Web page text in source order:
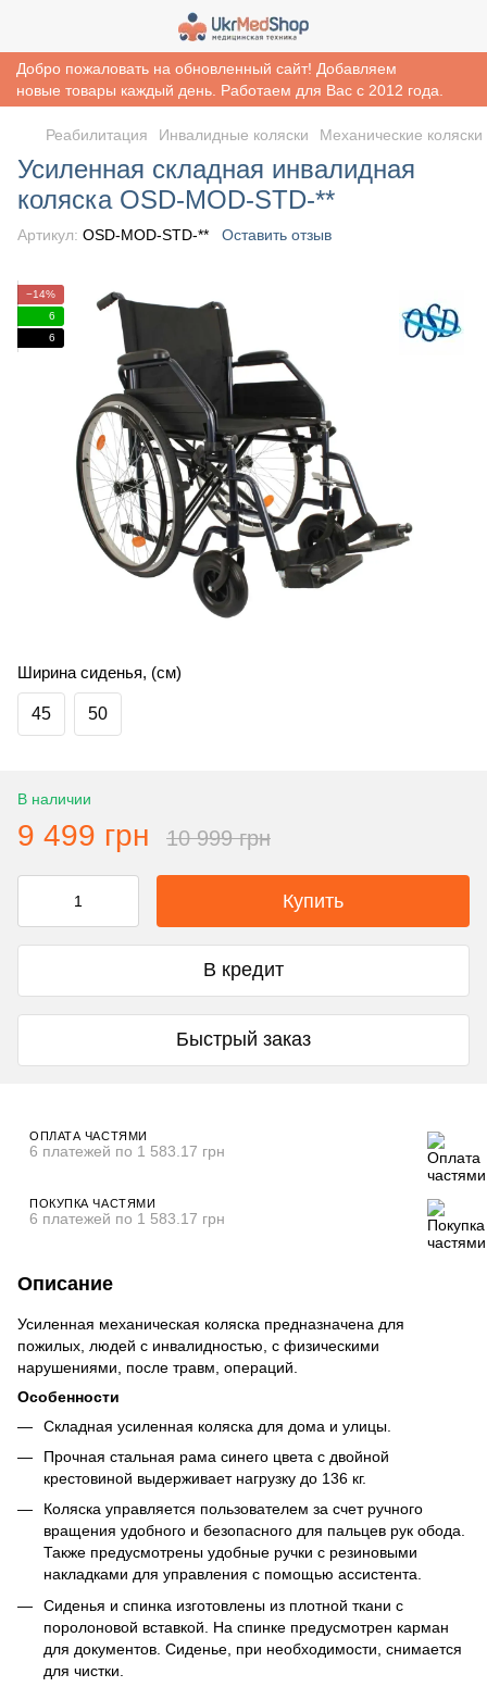
Добро пожаловать на обновленный сайт! Добавляем
новые товары каждый день. Работаем для Вас с 2012 года.
Реабилитация Инвалидные коляски Механические коляски
Усиленная складная инвалидная
коляска OSD-MOD-STD-**
Артикул: OSD-MOD-STD-** Оставить отзыв
−14%
6
6
Ширина сиденья, (см)
45 50
В наличии
9 499 грн 10 999 грн
Купить
В кредит
Быстрый заказ
ОПЛАТА ЧАСТЯМИ
6 платежей по 1 583.17 грн
ПОКУПКА ЧАСТЯМИ
6 платежей по 1 583.17 грн
Описание
Усиленная механическая коляска предназначена для
пожилых, людей с инвалидностью, с физическими
нарушениями, после травм, операций.
Особенности
Складная усиленная коляска для дома и улицы.
Прочная стальная рама синего цвета с двойной
крестовиной выдерживает нагрузку до 136 кг.
Коляска управляется пользователем за счет ручного
вращения удобного и безопасного для пальцев рук обода.
Также предусмотрены удобные ручки с резиновыми
накладками для управления с помощью ассистента.
Сиденья и спинка изготовлены из плотной ткани с
поролоновой вставкой. На спинке предусмотрен карман
для документов. Сиденье, при необходимости, снимается
для чистки.